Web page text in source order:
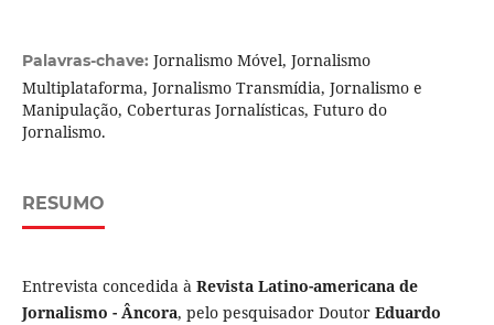
Palavras-chave: Jornalismo Móvel, Jornalismo
Multiplataforma, Jornalismo Transmídia, Jornalismo e
Manipulação, Coberturas Jornalísticas, Futuro do
Jornalismo.
RESUMO
Entrevista concedida à Revista Latino-americana de
Jornalismo - Âncora, pelo pesquisador Doutor Eduardo